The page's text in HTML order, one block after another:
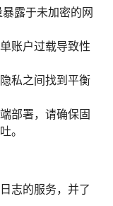
露于未加密的网
账户过载导致性
私之间找到平衡
部署，请确保固
。
志的服务，并了